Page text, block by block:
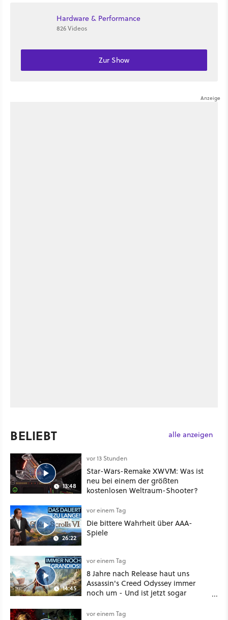
Hardware & Performance
826 Videos
Zur Show
BELIEBT alle anzeigen
13:48
vor 13 Stunden
Star-Wars-Remake XWVM: Was ist
neu bei einem der größten
kostenlosen Weltraum-Shooter?
26:22
vor einem Tag
Die bittere Wahrheit über AAA-
Spiele
14:45
vor einem Tag
8 Jahre nach Release haut uns
Assassin's Creed Odyssey immer
noch um - Und ist jetzt sogar
vor einem Tag